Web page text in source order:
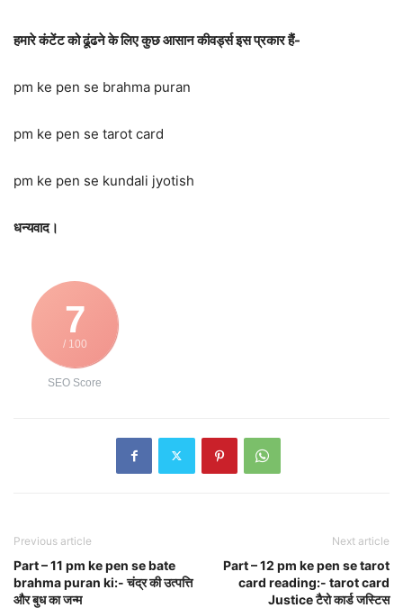
हमारे कंटेंट को ढूंढने के लिए कुछ आसान कीवर्ड्स इस प्रकार हैं-
pm ke pen se brahma puran
pm ke pen se tarot card
pm ke pen se kundali jyotish
धन्यवाद।
7
/ 100
SEO Score
Previous article
Part – 11 pm ke pen se bate
brahma puran ki:- चंद्र की उत्पत्ति
और बुध का जन्म
Next article
Part – 12 pm ke pen se tarot
card reading:- tarot card
Justice टैरो कार्ड जस्टिस